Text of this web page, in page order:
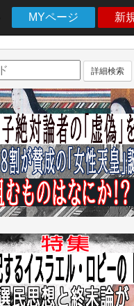
MYページ 新
詳細検索